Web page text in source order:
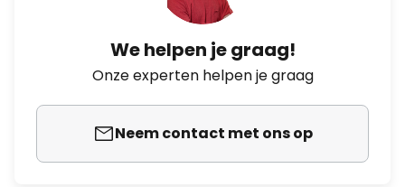
We helpen je graag!
Onze experten helpen je graag
Neem contact met ons op